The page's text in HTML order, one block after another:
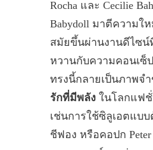
Rocha และ Cecilie
Babydoll มาตีความใ
สมัยขึ้นผ่านงานดีไซน์
หวานกับความคอนเซ็
ทรงนี้กลายเป็นภาพจ
รักที่มีพลัง ในโลกแฟ
เช่นการใช้ซิลูเอตแบ
ชีฟอง หรือคอปก Peter